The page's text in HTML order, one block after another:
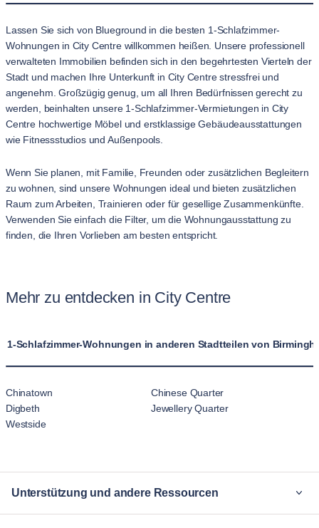
Lassen Sie sich von Blueground in die besten 1-Schlafzimmer-
Wohnungen in City Centre willkommen heißen. Unsere professionell
verwalteten Immobilien befinden sich in den begehrtesten Vierteln der
Stadt und machen Ihre Unterkunft in City Centre stressfrei und
angenehm. Großzügig genug, um all Ihren Bedürfnissen gerecht zu
werden, beinhalten unsere 1-Schlafzimmer-Vermietungen in City
Centre hochwertige Möbel und erstklassige Gebäudeausstattungen
wie Fitnessstudios und Außenpools.
Wenn Sie planen, mit Familie, Freunden oder zusätzlichen Begleitern
zu wohnen, sind unsere Wohnungen ideal und bieten zusätzlichen
Raum zum Arbeiten, Trainieren oder für gesellige Zusammenkünfte.
Verwenden Sie einfach die Filter, um die Wohnungausstattung zu
finden, die Ihren Vorlieben am besten entspricht.
Mehr zu entdecken in City Centre
1-Schlafzimmer-Wohnungen in anderen Stadtteilen von
Chinatown
Chinese Quarter
Digbeth
Jewellery Quarter
Westside
Unterstützung und andere Ressourcen